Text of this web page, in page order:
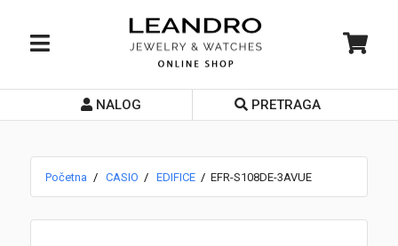
Početna
Prodavnice
NALOG PRETRAGA
Početna CASIO EDIFICE EFR-S108DE-3AVUE